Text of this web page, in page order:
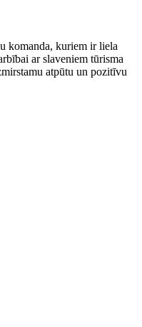
komanda, kuriem ir liela
ar slaveniem tūrisma
atpūtu un pozitīvu